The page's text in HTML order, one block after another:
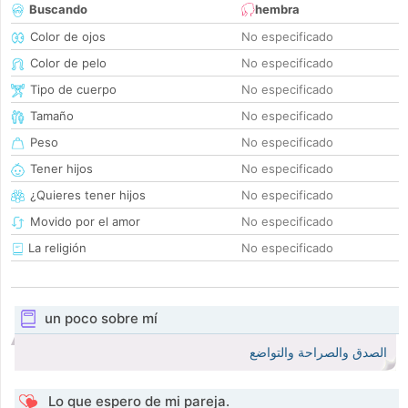
Buscando
hembra
Color de ojos
No especificado
Color de pelo
No especificado
Tipo de cuerpo
No especificado
Tamaño
No especificado
Peso
No especificado
Tener hijos
No especificado
¿Quieres tener hijos
No especificado
Movido por el amor
No especificado
La religión
No especificado
un poco sobre mí
الصدق والصراحة والتواضع
Lo que espero de mi pareja.